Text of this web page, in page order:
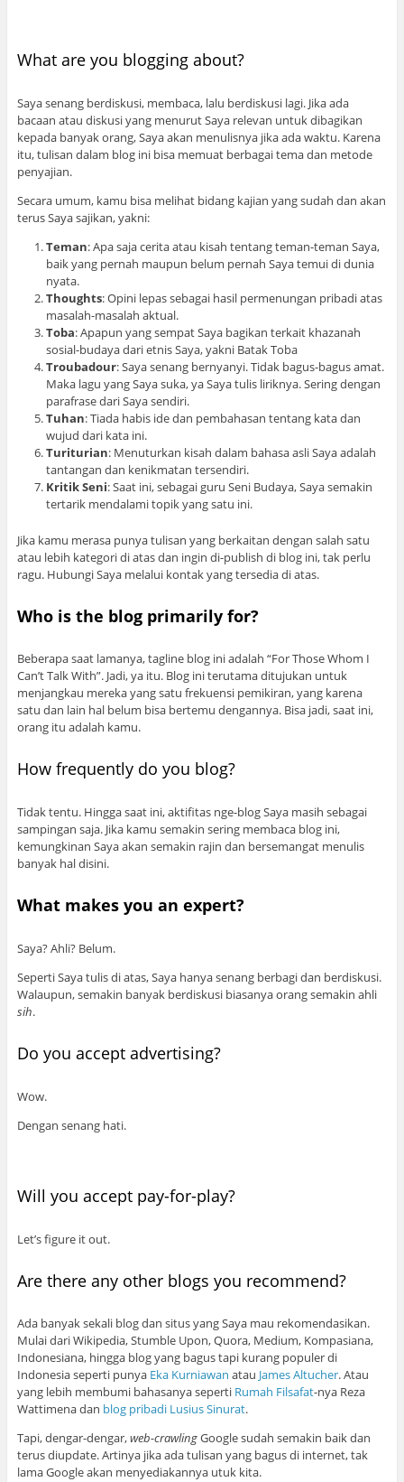
What are you blogging about?
Saya senang berdiskusi, membaca, lalu berdiskusi lagi. Jika ada
bacaan atau diskusi yang menurut Saya relevan untuk dibagikan
kepada banyak orang, Saya akan menulisnya jika ada waktu. Karena
itu, tulisan dalam blog ini bisa memuat berbagai tema dan metode
penyajian.
Secara umum, kamu bisa melihat bidang kajian yang sudah dan akan
terus Saya sajikan, yakni:
Teman: Apa saja cerita atau kisah tentang teman-teman Saya,
baik yang pernah maupun belum pernah Saya temui di dunia
nyata.
Thoughts: Opini lepas sebagai hasil permenungan pribadi atas
masalah-masalah aktual.
Toba: Apapun yang sempat Saya bagikan terkait khazanah
sosial-budaya dari etnis Saya, yakni Batak Toba
Troubadour: Saya senang bernyanyi. Tidak bagus-bagus amat.
Maka lagu yang Saya suka, ya Saya tulis liriknya. Sering dengan
parafrase dari Saya sendiri.
Tuhan: Tiada habis ide dan pembahasan tentang kata dan
wujud dari kata ini.
Turiturian: Menuturkan kisah dalam bahasa asli Saya adalah
tantangan dan kenikmatan tersendiri.
Kritik Seni: Saat ini, sebagai guru Seni Budaya, Saya semakin
tertarik mendalami topik yang satu ini.
Jika kamu merasa punya tulisan yang berkaitan dengan salah satu
atau lebih kategori di atas dan ingin di-publish di blog ini, tak perlu
ragu. Hubungi Saya melalui kontak yang tersedia di atas.
Who is the blog primarily for?
Beberapa saat lamanya, tagline blog ini adalah “For Those Whom I
Can’t Talk With”. Jadi, ya itu. Blog ini terutama ditujukan untuk
menjangkau mereka yang satu frekuensi pemikiran, yang karena
satu dan lain hal belum bisa bertemu dengannya. Bisa jadi, saat ini,
orang itu adalah kamu.
How frequently do you blog?
Tidak tentu. Hingga saat ini, aktifitas nge-blog Saya masih sebagai
sampingan saja. Jika kamu semakin sering membaca blog ini,
kemungkinan Saya akan semakin rajin dan bersemangat menulis
banyak hal disini.
What makes you an expert?
Saya? Ahli? Belum.
Seperti Saya tulis di atas, Saya hanya senang berbagi dan berdiskusi.
Walaupun, semakin banyak berdiskusi biasanya orang semakin ahli
sih.
Do you accept advertising?
Wow.
Dengan senang hati.
Will you accept pay-for-play?
Let’s figure it out.
Are there any other blogs you recommend?
Ada banyak sekali blog dan situs yang Saya mau rekomendasikan.
Mulai dari Wikipedia, Stumble Upon, Quora, Medium, Kompasiana,
Indonesiana, hingga blog yang bagus tapi kurang populer di
Indonesia seperti punya Eka Kurniawan atau James Altucher. Atau
yang lebih membumi bahasanya seperti Rumah Filsafat-nya Reza
Wattimena dan blog pribadi Lusius Sinurat.
Tapi, dengar-dengar,web-crawlingGoogle sudah semakin baik dan
terus diupdate. Artinya jika ada tulisan yang bagus di internet, tak
lama Google akan menyediakannya utuk kita.